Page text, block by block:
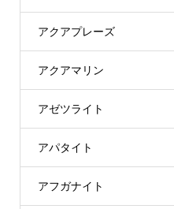
アクアプレーズ
アクアマリン
アゼツライト
アパタイト
アフガナイト